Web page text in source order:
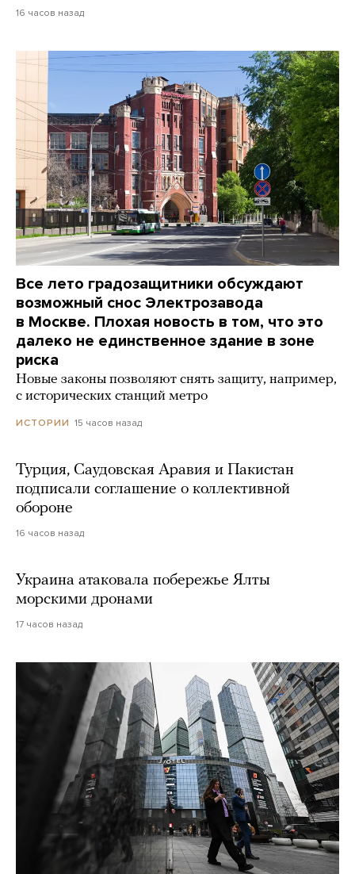
16 часов назад
Все лето градозащитники обсуждают
возможный снос Электрозавода
в Москве. Плохая новость в том, что это
далеко не единственное здание в зоне
риска
Новые законы позволяют снять защиту, например,
с исторических станций метро
ИСТОРИИ 15 часов назад
Турция, Саудовская Аравия и Пакистан
подписали соглашение о коллективной
обороне
16 часов назад
Украина атаковала побережье Ялты
морскими дронами
17 часов назад